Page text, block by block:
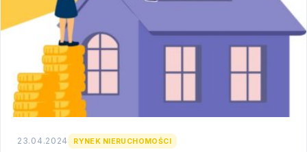
23.04.2024 RYNEK NIERUCHOMOŚCI